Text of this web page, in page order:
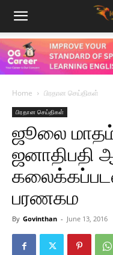
Home பிரதான செய்திகள்
பிரதான செய்திகள்
ஜூலை
ஜனாதிபதி
பரணகம
By Govinthan - June 13, 2016